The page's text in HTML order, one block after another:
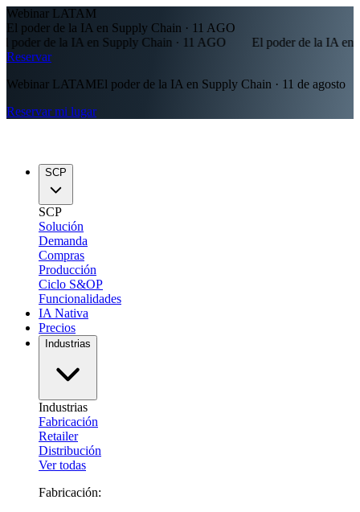
Webinar LATAM
El poder de la IA en Supply Chain · 11 AGO
de la IA en Supply Chain · 11 AGO
El poder de la IA en
Reservar
Webinar LATAMEl poder de la IA en Supply Chain · 11 de agosto
Reservar mi lugar
SCP
SCP
Solución
Demanda
Compras
Producción
Ciclo S&OP
Funcionalidades
IA Nativa
Precios
Industrias
Industrias
Fabricación
Retailer
Distribución
Ver todas
Fabricación: